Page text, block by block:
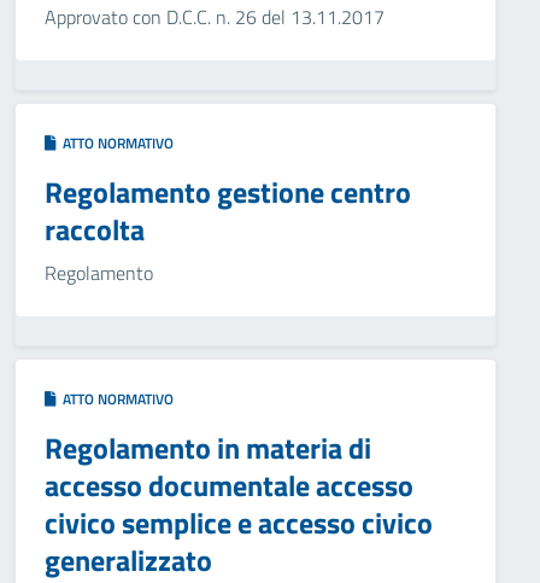
Approvato con D.C.C. n. 26 del 13.11.2017
ATTO NORMATIVO
Regolamento gestione centro
raccolta
Regolamento
ATTO NORMATIVO
Regolamento in materia di
accesso documentale accesso
civico semplice e accesso civico
generalizzato